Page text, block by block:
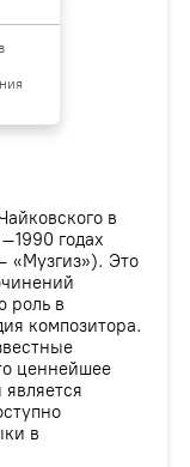
в
годах
«Музгиз»). Это
роль в
композитора.
ценнейшее
в